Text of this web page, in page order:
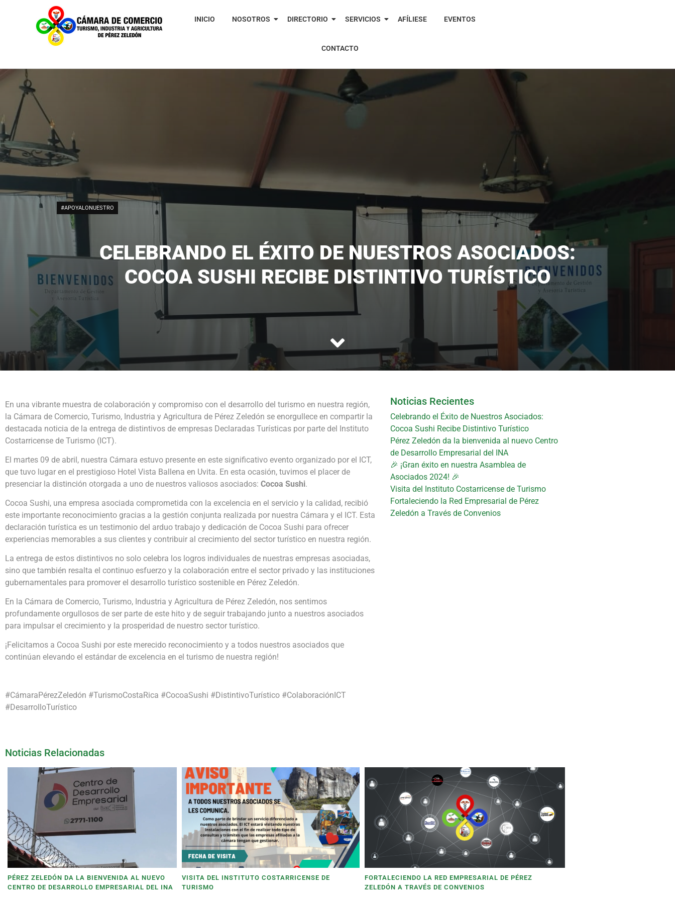
INICIO NOSOTROS DIRECTORIO SERVICIOS AFÍLIESE EVENTOS
CONTACTO
#APOYALONUESTRO
CELEBRANDO EL ÉXITO DE NUESTROS ASOCIADOS:
COCOA SUSHI RECIBE DISTINTIVO TURÍSTICO
En una vibrante muestra de colaboración y compromiso con el desarrollo del turismo en nuestra región,
la Cámara de Comercio, Turismo, Industria y Agricultura de Pérez Zeledón se enorgullece en compartir la
destacada noticia de la entrega de distintivos de empresas Declaradas Turísticas por parte del Instituto
Costarricense de Turismo (ICT).
El martes 09 de abril, nuestra Cámara estuvo presente en este significativo evento organizado por el ICT,
que tuvo lugar en el prestigioso Hotel Vista Ballena en Uvita. En esta ocasión, tuvimos el placer de
presenciar la distinción otorgada a uno de nuestros valiosos asociados: Cocoa Sushi.
Cocoa Sushi, una empresa asociada comprometida con la excelencia en el servicio y la calidad, recibió
este importante reconocimiento gracias a la gestión conjunta realizada por nuestra Cámara y el ICT. Esta
declaración turística es un testimonio del arduo trabajo y dedicación de Cocoa Sushi para ofrecer
experiencias memorables a sus clientes y contribuir al crecimiento del sector turístico en nuestra región.
La entrega de estos distintivos no solo celebra los logros individuales de nuestras empresas asociadas,
sino que también resalta el continuo esfuerzo y la colaboración entre el sector privado y las instituciones
gubernamentales para promover el desarrollo turístico sostenible en Pérez Zeledón.
En la Cámara de Comercio, Turismo, Industria y Agricultura de Pérez Zeledón, nos sentimos
profundamente orgullosos de ser parte de este hito y de seguir trabajando junto a nuestros asociados
para impulsar el crecimiento y la prosperidad de nuestro sector turístico.
¡Felicitamos a Cocoa Sushi por este merecido reconocimiento y a todos nuestros asociados que
continúan elevando el estándar de excelencia en el turismo de nuestra región!
#CámaraPérezZeledón #TurismoCostaRica #CocoaSushi #DistintivoTurístico #ColaboraciónICT
#DesarrolloTurístico
Noticias Recientes
Celebrando el Éxito de Nuestros Asociados:
Cocoa Sushi Recibe Distintivo Turístico
Pérez Zeledón da la bienvenida al nuevo Centro
de Desarrollo Empresarial del INA
🎉 ¡Gran éxito en nuestra Asamblea de
Asociados 2024! 🎉
Visita del Instituto Costarricense de Turismo
Fortaleciendo la Red Empresarial de Pérez
Zeledón a Través de Convenios
Noticias Relacionadas
PÉREZ ZELEDÓN DA LA BIENVENIDA AL NUEVO
CENTRO DE DESARROLLO EMPRESARIAL DEL INA
VISITA DEL INSTITUTO COSTARRICENSE DE
TURISMO
FORTALECIENDO LA RED EMPRESARIAL DE PÉREZ
ZELEDÓN A TRAVÉS DE CONVENIOS